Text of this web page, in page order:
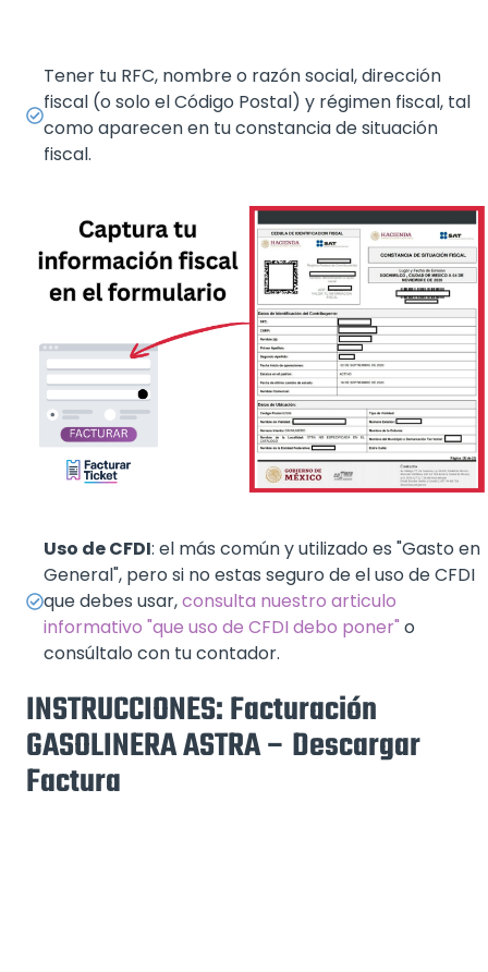
Tener tu RFC, nombre o razón social, dirección
fiscal (o solo el Código Postal) y régimen fiscal, tal
como aparecen en tu constancia de situación
fiscal.
Uso de CFDI: el más común y utilizado es "Gasto en
General", pero si no estas seguro de el uso de CFDI
que debes usar,consulta nuestro articulo
informativo "que uso de CFDI debo poner" o
consúltalo con tu contador.
INSTRUCCIONES: Facturación
GASOLINERA ASTRA – Descargar
Factura